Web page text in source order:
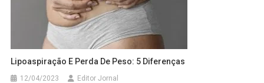
Lipoaspiração E Perda De Peso: 5 Diferenças
12/04/2023 Editor Jornal